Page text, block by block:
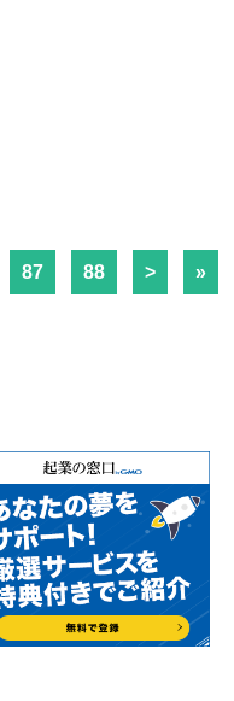
87 88 > »